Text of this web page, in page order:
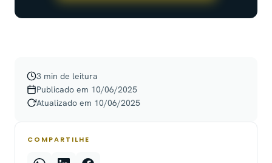
3 min de leitura
Publicado em 10/06/2025
Atualizado em 10/06/2025
COMPARTILHE